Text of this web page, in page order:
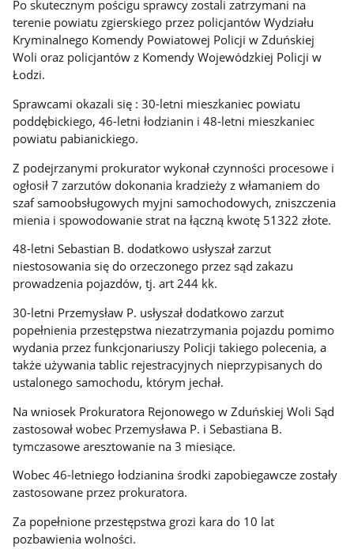
Po skutecznym pościgu sprawcy zostali zatrzymani na
terenie powiatu zgierskiego przez policjantów Wydziału
Kryminalnego Komendy Powiatowej Policji w Zduńskiej
Woli oraz policjantów z Komendy Wojewódzkiej Policji w
Łodzi.
Sprawcami okazali się : 30-letni mieszkaniec powiatu
poddębickiego, 46-letni łodzianin i 48-letni mieszkaniec
powiatu pabianickiego.
Z podejrzanymi prokurator wykonał czynności procesowe i
ogłosił 7 zarzutów dokonania kradzieży z włamaniem do
szaf samoobsługowych myjni samochodowych, zniszczenia
mienia i spowodowanie strat na łączną kwotę 51322 złote.
48-letni Sebastian B. dodatkowo usłyszał zarzut
niestosowania się do orzeczonego przez sąd zakazu
prowadzenia pojazdów, tj. art 244 kk.
30-letni Przemysław P. usłyszał dodatkowo zarzut
popełnienia przestępstwa niezatrzymania pojazdu pomimo
wydania przez funkcjonariuszy Policji takiego polecenia, a
także używania tablic rejestracyjnych nieprzypisanych do
ustalonego samochodu, którym jechał.
Na wniosek Prokuratora Rejonowego w Zduńskiej Woli Sąd
zastosował wobec Przemysława P. i Sebastiana B.
tymczasowe aresztowanie na 3 miesiące.
Wobec 46-letniego łodzianina środki zapobiegawcze zostały
zastosowane przez prokuratora.
Za popełnione przestępstwa grozi kara do 10 lat
pozbawienia wolności.